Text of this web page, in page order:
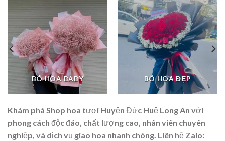
BÓ HOA BABY BÓ HOA ĐẸP
Khám phá Shop hoa tươi Huyện Đức Huệ Long An với
phong cách độc đáo, chất lượng cao, nhân viên chuyên
nghiệp, và dịch vụ giao hoa nhanh chóng. Liên hệ Zalo: